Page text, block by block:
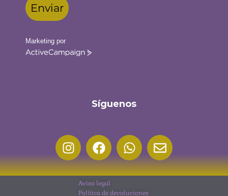
Enviar
Marketing por
ActiveCampaign
Síguenos
Aviso legal
Política de devoluciones